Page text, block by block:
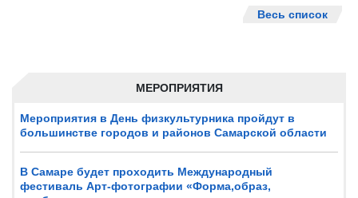
МЕРОПРИЯТИЯ
Мероприятия в День физкультурника пройдут в
большинстве городов и районов Самарской области
В Самаре будет проходить Международный
фестиваль Арт-фотографии «Форма,образ,
Весь список